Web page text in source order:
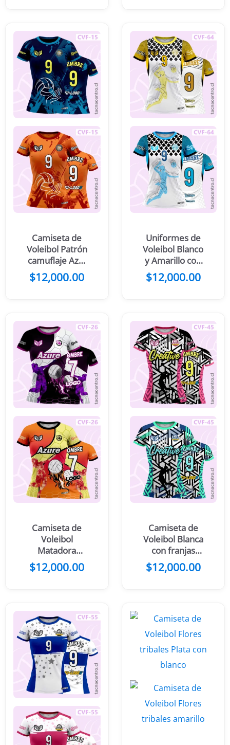
Camiseta de
Voleibol Patrón
camuflaje Azul
marino y Pelota
$12,000.00
Uniformes de
Voleibol Blanco
y Amarillo con
patrones
geometricos
$12,000.00
Camiseta de
Voleibol
Matadora
Morado con
Franja diagonal
$12,000.00
Camiseta de
Voleibol Blanca
con franjas
laterales
rosadas
$12,000.00